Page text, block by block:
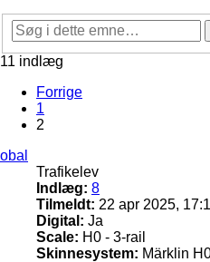
11 indlæg
Forrige
1
2
obal
Trafikelev
Indlæg: 8
Tilmeldt: 22 apr 2025,
Digital: Ja
Scale: H0 - 3-rail
Skinnesystem: Märklin